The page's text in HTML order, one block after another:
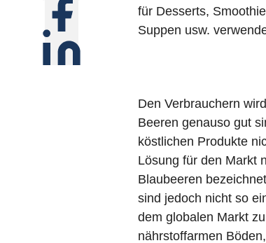
für Desserts,
Suppen usw.
Den Verbrauchern
Beeren genauso gut
köstlichen Produkte
Lösung für den Markt
Blaubeeren
sind jedoch nicht so
dem globalen Markt
nährstoffarmen